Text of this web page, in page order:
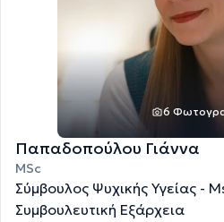
6
Παπαδοπούλου Γιάννα
MSc
Σύμβουλος Ψυχικής Υγείας -
Συμβουλευτική Εξάρχεια